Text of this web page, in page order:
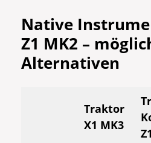
Native
Z1 MK2 –
Alternativen
Traktor
X1 MK3